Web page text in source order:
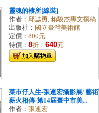
靈魂的棲所[線裝]
作者： 邱誌勇, 賴駿杰專文撰稿
出版社： 國立臺灣美術館
定價： 800元
特價： 8折！ 640元
菜市仔人生-張連宏攝影展/ 藝術
薪火相傳-第14屆臺中市美...
作者： 張連宏